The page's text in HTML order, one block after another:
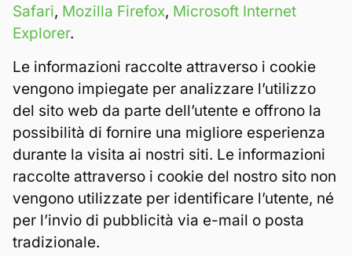
Safari, Mozilla Firefox, Microsoft Internet
Explorer.
Le informazioni raccolte attraverso i cookie
vengono impiegate per analizzare l’utilizzo
del sito web da parte dell’utente e offrono la
possibilità di fornire una migliore esperienza
durante la visita ai nostri siti. Le informazioni
raccolte attraverso i cookie del nostro sito non
vengono utilizzate per identificare l’utente, né
per l’invio di pubblicità via e-mail o posta
tradizionale.